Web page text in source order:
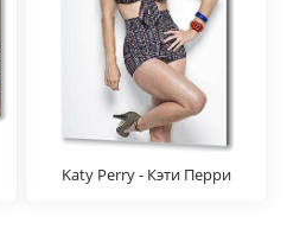
Katy Perry - Кэти Перри